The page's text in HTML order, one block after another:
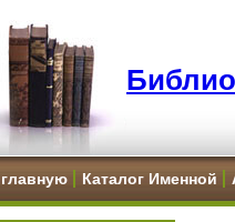
Каталог Именной